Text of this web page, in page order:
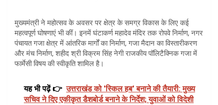
मुख्यमंत्री ने महोत्सव के अवसर पर क्षेत्र के समग्र विकास के लिए कई
महत्वपूर्ण घोषणाएं भी कीं। इनमें घंटाकर्ण महादेव मंदिर तक रोपवे निर्माण, नगर
पंचायत गजा क्षेत्र में आंतरिक मार्गों का निर्माण, गजा मैदान का विस्तारीकरण
और मंच निर्माण, शहीद श्री विक्रम सिंह नेगी राजकीय पॉलिटैक्निक गजा में
फार्मेसी विषय की स्वीकृति शामिल है।
यह भी पढ़ें 👉 उत्तराखंड को 'स्किल हब' बनाने की तैयारी: मुख्य
सचिव ने दिए एकीकृत डैशबोर्ड बनाने के निर्देश; युवाओं को विदेशी